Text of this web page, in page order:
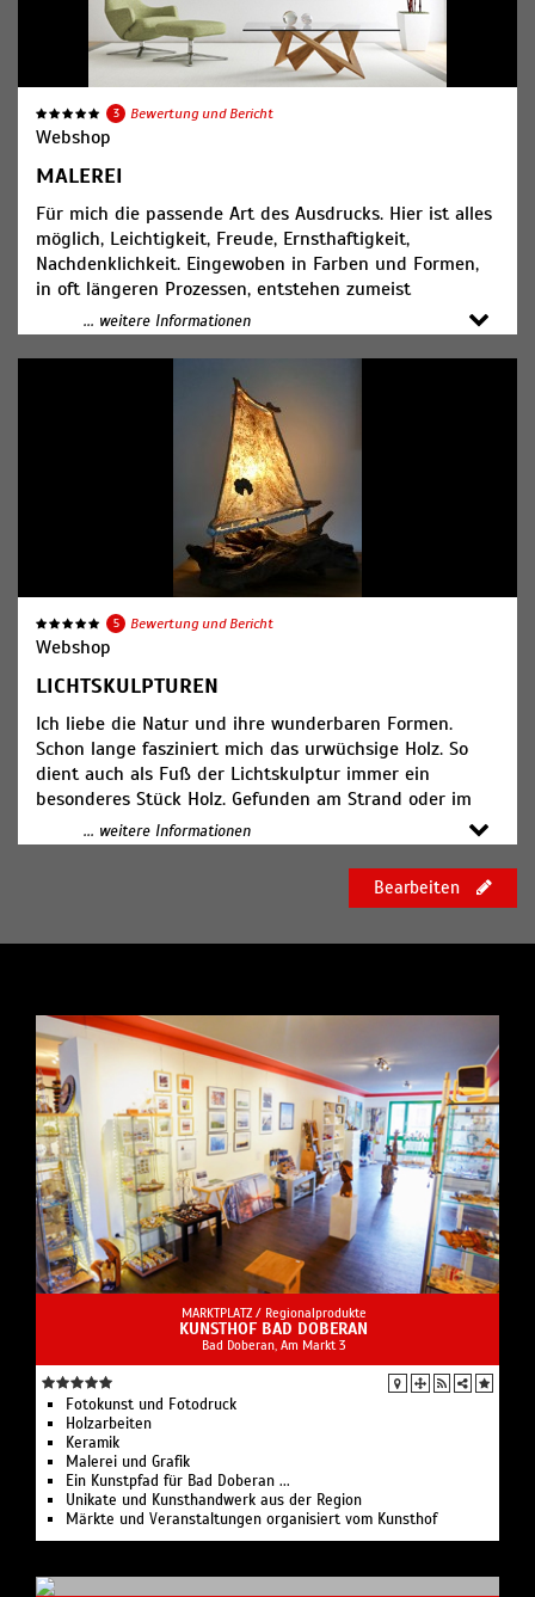
3 Bewertung und Bericht
Webshop
MALEREI
Für mich die passende Art des Ausdrucks. Hier ist alles
möglich, Leichtigkeit, Freude, Ernsthaftigkeit,
Nachdenklichkeit. Eingewoben in Farben und Formen,
in oft längeren Prozessen, entstehen zumeist
großformatige Werke auf Leinwand. Ich arbeite
überwiegend abstrakt, mitunter auch gegenständlich.
Gerade in den abstrakten Werken suche ich die
Harmonie im Miteinander dessen, was sich zeigen
möchte. Gerne kombiniere ich mehrere Techniken
miteinander. Meine Werke, so unterschiedlich sie sind,
strahlen Lebensfreude und Zuversicht aus. Es ist meine
Art, die Welt ein kleines bisschen zu verändern.
... weitere Informationen
5 Bewertung und Bericht
Webshop
LICHTSKULPTUREN
Ich liebe die Natur und ihre wunderbaren Formen.
Schon lange fasziniert mich das urwüchsige Holz. So
dient auch als Fuß der Lichtskulptur immer ein
besonderes Stück Holz. Gefunden am Strand oder im
Wald, mitunter aus fernen Ländern, stets jedoch
einzigartig und besonders. Die Form des Fußes gibt die
Form des Lampenschirms vor. Der Schirm der
Lichtskulptur entsteht wiederum aus Holz und
Skulptur ein unikater Herzenswärmer.
... weitere Informationen
Bearbeiten
MARKTPLATZ / Regionalprodukte
KUNSTHOF BAD DOBERAN
Bad Doberan, Am Markt 3
Fotokunst und Fotodruck
Holzarbeiten
Keramik
Malerei und Grafik
Ein Kunstpfad für Bad Doberan ...
Unikate und Kunsthandwerk aus der Region
Märkte und Veranstaltungen organisiert vom Kunsthof